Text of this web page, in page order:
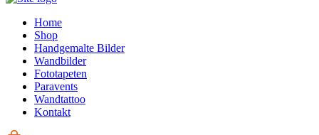
Home
Shop
Handgemalte Bilder
Wandbilder
Fototapeten
Paravents
Wandtattoo
Kontakt